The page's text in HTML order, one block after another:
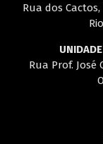
Rua dos
Rua Prof. José